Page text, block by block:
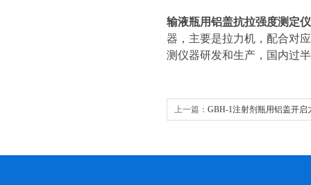
输液瓶用铝盖抗拉强度测定仪
器，主要是拉力机，配合对
测仪器研发和生产，国内过
上一篇： GBH-1注射剂瓶用铝盖开启